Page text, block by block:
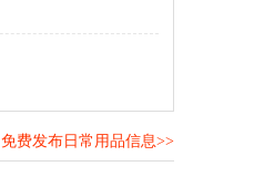
免费发布日常用品信息>>